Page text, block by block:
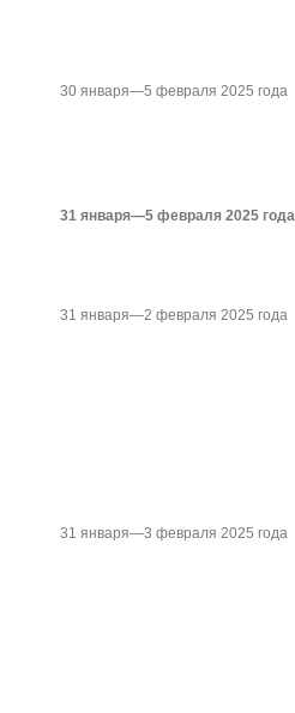
30 января—5 февраля 2025 года
31 января—5 февраля 2025 года
31 января—2 февраля 2025 года
31 января—3 февраля 2025 года